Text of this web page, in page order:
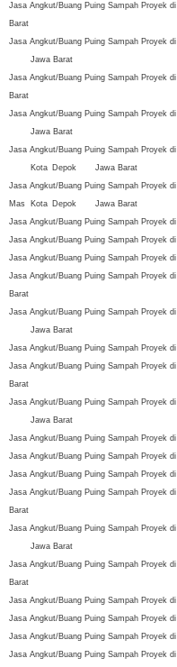
Jasa Angkut/Buang Puing Sampah Proyek di
Barat
Jasa Angkut/Buang Puing Sampah Proyek di
Jawa Barat
Jasa Angkut/Buang Puing Sampah Proyek di
Barat
Jasa Angkut/Buang Puing Sampah Proyek di
Jawa Barat
Jasa Angkut/Buang Puing Sampah Proyek di
Kota Depok
Jawa Barat
Jasa Angkut/Buang Puing Sampah Proyek di
Mas
Kota Depok
Jawa Barat
Jasa Angkut/Buang Puing Sampah Proyek di
Jasa Angkut/Buang Puing Sampah Proyek di
Jasa Angkut/Buang Puing Sampah Proyek di
Jasa Angkut/Buang Puing Sampah Proyek di
Barat
Jasa Angkut/Buang Puing Sampah Proyek di
Jawa Barat
Jasa Angkut/Buang Puing Sampah Proyek di
Jasa Angkut/Buang Puing Sampah Proyek di
Barat
Jasa Angkut/Buang Puing Sampah Proyek di
Jawa Barat
Jasa Angkut/Buang Puing Sampah Proyek di
Jasa Angkut/Buang Puing Sampah Proyek di
Jasa Angkut/Buang Puing Sampah Proyek di
Jasa Angkut/Buang Puing Sampah Proyek di
Barat
Jasa Angkut/Buang Puing Sampah Proyek di
Jawa Barat
Jasa Angkut/Buang Puing Sampah Proyek di
Barat
Jasa Angkut/Buang Puing Sampah Proyek di
Jasa Angkut/Buang Puing Sampah Proyek di
Jasa Angkut/Buang Puing Sampah Proyek di
Jasa Angkut/Buang Puing Sampah Proyek di